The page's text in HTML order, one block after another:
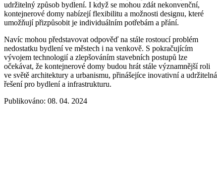
udržitelný způsob bydlení. I když se mohou zdát nekonvenční,
kontejnerové domy nabízejí flexibilitu a možnosti designu, které
umožňují přizpůsobit je individuálním potřebám a přání.
Navíc mohou představovat odpověď na stále rostoucí problém
nedostatku bydlení ve městech i na venkově. S pokračujícím
vývojem technologií a zlepšováním stavebních postupů lze
očekávat, že kontejnerové domy budou hrát stále významnější roli
ve světě architektury a urbanismu, přinášejíce inovativní a udržitelná
řešení pro bydlení a infrastrukturu.
Publikováno: 08. 04. 2024